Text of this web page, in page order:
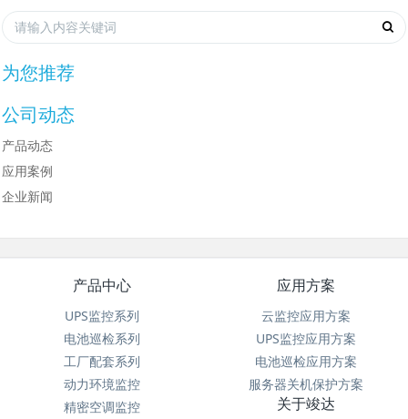
为您推荐
公司动态
产品动态
应用案例
企业新闻
产品中心
UPS监控系列
电池巡检系列
工厂配套系列
动力环境监控
精密空调监控
应用方案
云监控应用方案
UPS监控应用方案
电池巡检应用方案
服务器关机保护方案
关于竣达